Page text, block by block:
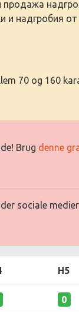
и надгробия
70 og 160
Brug denne
sociale
H5
0